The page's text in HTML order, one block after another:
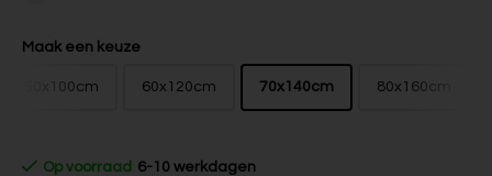
Maak een keuze
50x100cm 60x120cm 70x140cm 80x160cm
Op voorraad 6-10 werkdagen